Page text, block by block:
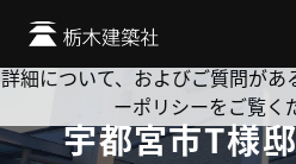
宇都宮市T様
Cookie を使用して、お客様の活
か? 当社ではお客様のプライバシ
詳細について、およびご質問が
ーポリシーをご覧く